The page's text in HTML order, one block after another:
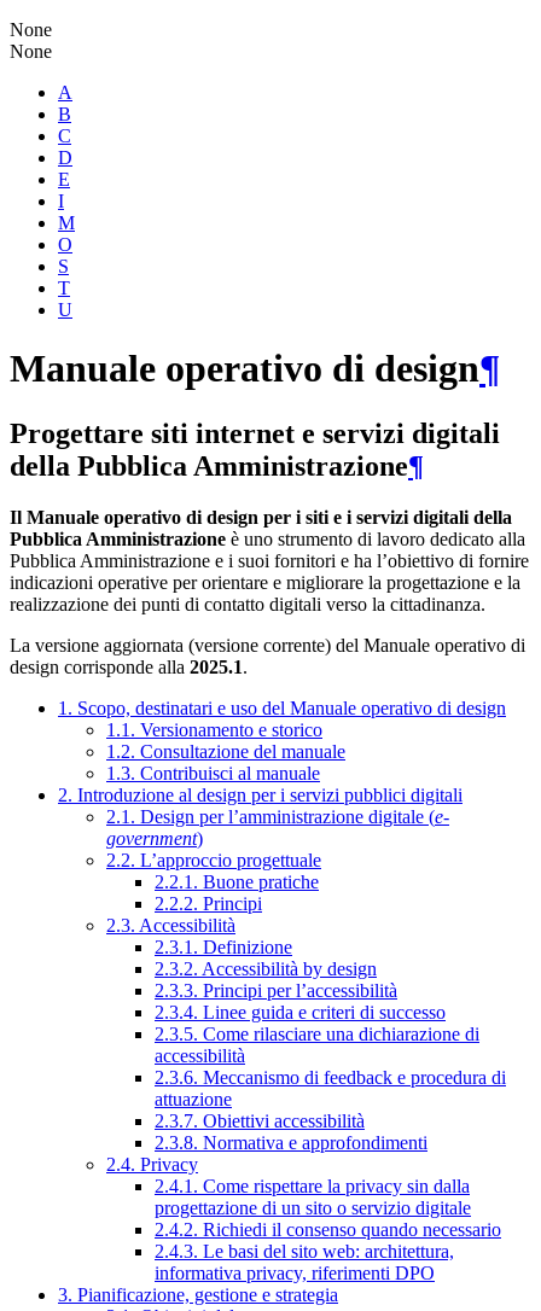
None
None
A
B
C
D
E
I
M
O
S
T
U
Manuale operativo di design¶
Progettare siti internet e servizi digitali
della Pubblica Amministrazione¶
Il Manuale operativo di design per i siti e i servizi digitali della
Pubblica Amministrazione è uno strumento di lavoro dedicato alla
Pubblica Amministrazione e i suoi fornitori e ha l’obiettivo di fornire
indicazioni operative per orientare e migliorare la progettazione e la
realizzazione dei punti di contatto digitali verso la cittadinanza.
La versione aggiornata (versione corrente) del Manuale operativo di
design corrisponde alla 2025.1.
1. Scopo, destinatari e uso del Manuale operativo di design
1.1. Versionamento e storico
1.2. Consultazione del manuale
1.3. Contribuisci al manuale
2. Introduzione al design per i servizi pubblici digitali
2.1. Design per l’amministrazione digitale (e-
government)
2.2. L’approccio progettuale
2.2.1. Buone pratiche
2.2.2. Principi
2.3. Accessibilità
2.3.1. Definizione
2.3.2. Accessibilità by design
2.3.3. Principi per l’accessibilità
2.3.4. Linee guida e criteri di successo
2.3.5. Come rilasciare una dichiarazione di
accessibilità
2.3.6. Meccanismo di feedback e procedura di
attuazione
2.3.7. Obiettivi accessibilità
2.3.8. Normativa e approfondimenti
2.4. Privacy
2.4.1. Come rispettare la privacy sin dalla
progettazione di un sito o servizio digitale
2.4.2. Richiedi il consenso quando necessario
2.4.3. Le basi del sito web: architettura,
informativa privacy, riferimenti DPO
3. Pianificazione, gestione e strategia